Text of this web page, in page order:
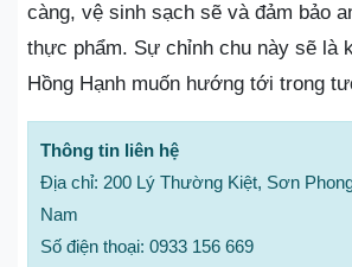
càng, vệ sinh sạch sẽ và đảm bảo
thực phẩm. Sự chỉnh chu này sẽ là
Hồng Hạnh muốn hướng tới trong
Thông tin liên hệ
Địa chỉ: 200 Lý Thường Kiệt, Sơn
Nam
Số điện thoại: 0933 156 669